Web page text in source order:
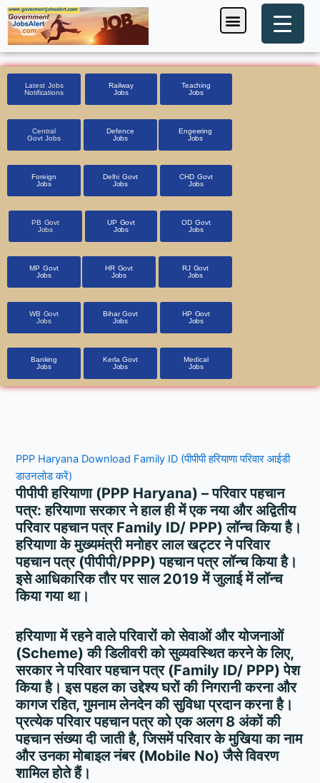
Skip
to
content
Menu
Latest Jobs
Notifications
Railway
Jobs
Teaching
Jobs
Central
Govt Jobs
Defence
Jobs
Engeering
Jobs
Foreign
Jobs
Delhi Govt
Jobs
CHD Govt
Jobs
PB Govt
Jobs
UP Govt
Jobs
OD Govt
Jobs
MP Govt
Jobs
HR Govt
Jobs
RJ Govt
Jobs
WB Govt
Jobs
Bihar Govt
Jobs
HP Govt
Jobs
Banking
Jobs
Kerla Govt
Jobs
Medical
Jobs
PPP Haryana Download Family ID (पीपीपी हरियाणा परिवार आईडी
डाउनलोड करें)
पीपीपी हरियाणा (PPP Haryana) – परिवार पहचान
पत्र: हरियाणा सरकार ने हाल ही में एक नया और अद्वितीय
परिवार पहचान पत्र Family ID/ PPP) लॉन्च किया है।
हरियाणा के मुख्यमंत्री मनोहर लाल खट्टर ने परिवार
पहचान पत्र (पीपीपी/PPP) पहचान पत्र लॉन्च किया है।
इसे आधिकारिक तौर पर साल 2019 में जुलाई में लॉन्च
किया गया था।
हरियाणा में रहने वाले परिवारों को सेवाओं और योजनाओं
(Scheme) की डिलीवरी को सुव्यवस्थित करने के लिए,
सरकार ने परिवार पहचान पत्र (Family ID/ PPP) पेश
किया है। इस पहल का उद्देश्य घरों की निगरानी करना और
कागज रहित, गुमनाम लेनदेन की सुविधा प्रदान करना है।
प्रत्येक परिवार पहचान पत्र को एक अलग 8 अंकों की
पहचान संख्या दी जाती है, जिसमें परिवार के मुखिया का नाम
और उनका मोबाइल नंबर (Mobile No) जैसे विवरण
शामिल होते हैं।